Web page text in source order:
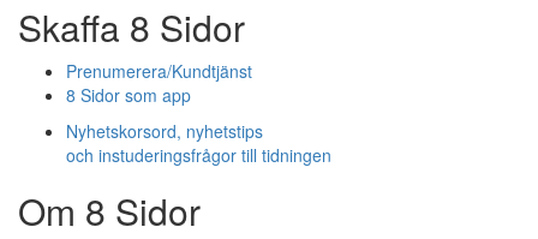
Skaffa 8 Sidor
Prenumerera/Kundtjänst
8 Sidor som app
Nyhetskorsord, nyhetstips
och instuderingsfrågor till tidningen
Om 8 Sidor